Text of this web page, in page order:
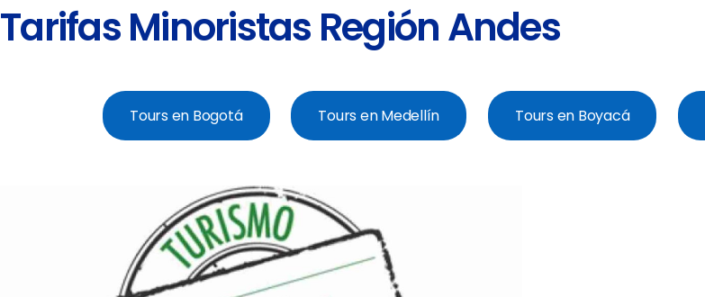
Tarifas Minoristas Región Andes
Tours en Bogotá Tours en Medellín Tours en Boyacá